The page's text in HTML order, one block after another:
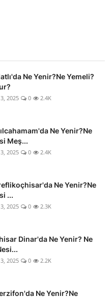
Ne Yenir?Ne Yemeli?
2025 0 2.4K
Ne Yenir?Ne
Meş...
2025 0 2.4K
Ne Yenir?Ne
...
2025 0 2.3K
Dinar'da Ne Yenir? Ne
2025 0 2.2K
Ne Yenir?Ne